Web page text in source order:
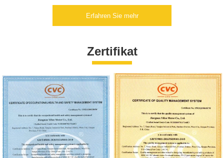
Erfahren Sie mehr
Zertifikat